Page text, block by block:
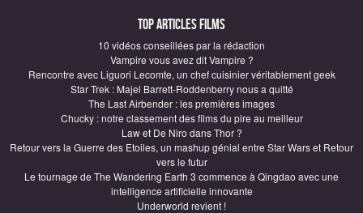
Top articles Films
10 vidéos conseillées par la rédaction
Vampire vous avez dit Vampire ?
Rencontre avec Liguori Lecomte, un chef cuisinier véritablement geek
Star Trek : Majel Barrett-Roddenberry nous a quitté
The Last Airbender : les premières images
Chucky : notre classement des films du pire au meilleur
Law et De Niro dans Thor ?
Retour vers la Guerre des Etoiles, un mashup génial entre Star Wars et Retour
vers le futur
Le tournage de The Wandering Earth 3 commence à Qingdao avec une
intelligence artificielle innovante
Underworld revient !